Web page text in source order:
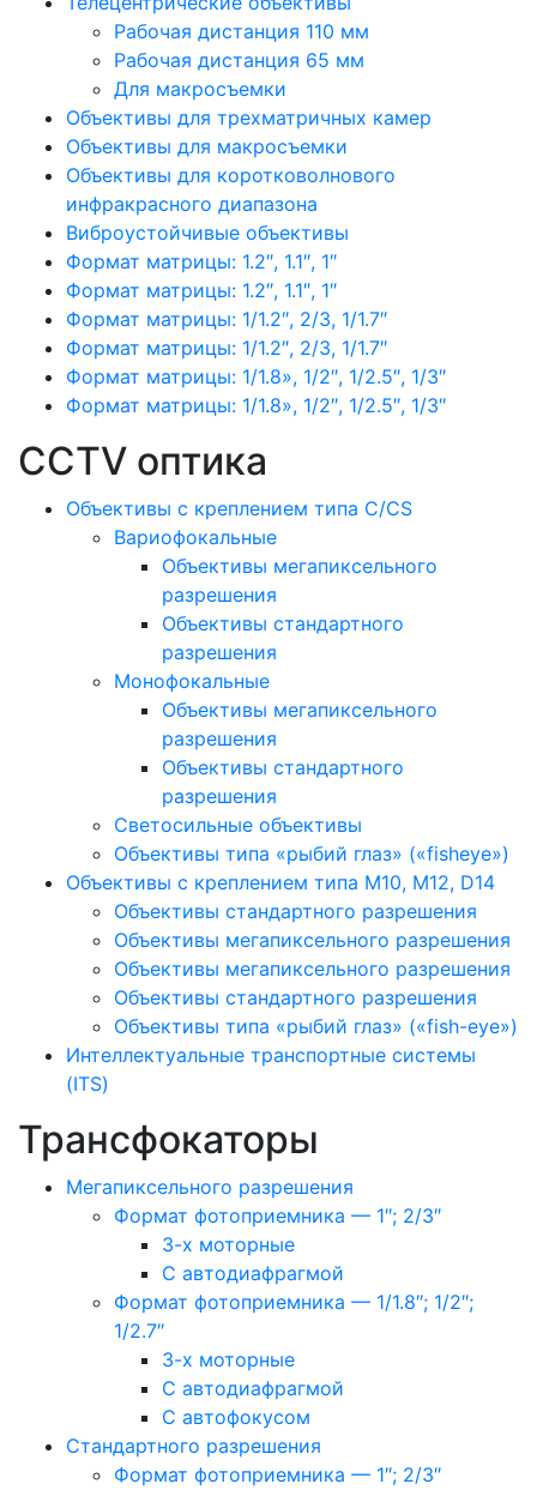
Рабочая дистанция 110 мм
Рабочая дистанция 65 мм
Для макросъемки
Объективы для трехматричных камер
Объективы для макросъемки
Объективы для коротковолнового
инфракрасного диапазона
Виброустойчивые объективы
Формат матрицы: 1.2″, 1.1″, 1″
Формат матрицы: 1.2″, 1.1″, 1″
Формат матрицы: 1/1.2″, 2/3, 1/1.7″
Формат матрицы: 1/1.2″, 2/3, 1/1.7″
Формат матрицы: 1/1.8», 1/2″, 1/2.5″, 1/3″
Формат матрицы: 1/1.8», 1/2″, 1/2.5″, 1/3″
CCTV оптика
Объективы с креплением типа C/CS
Вариофокальные
Объективы мегапиксельного
разрешения
Объективы стандартного
разрешения
Монофокальные
Объективы мегапиксельного
разрешения
Объективы стандартного
разрешения
Светосильные объективы
Объективы типа «рыбий глаз» («fisheye»)
Объективы с креплением типа M10, M12, D14
Объективы стандартного разрешения
Объективы мегапиксельного разрешения
Объективы мегапиксельного разрешения
Объективы стандартного разрешения
Объективы типа «рыбий глаз» («fish-eye»)
Интеллектуальные транспортные системы
(ITS)
Трансфокаторы
Мегапиксельного разрешения
Формат фотоприемника — 1″; 2/3″
3-х моторные
С автодиафрагмой
Формат фотоприемника — 1/1.8″; 1/2″;
1/2.7″
3-х моторные
С автодиафрагмой
С автофокусом
Стандартного разрешения
Формат фотоприемника — 1″; 2/3″